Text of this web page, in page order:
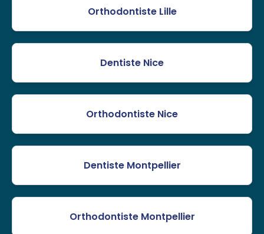
Orthodontiste Lille
Dentiste Nice
Orthodontiste Nice
Dentiste Montpellier
Orthodontiste Montpellier